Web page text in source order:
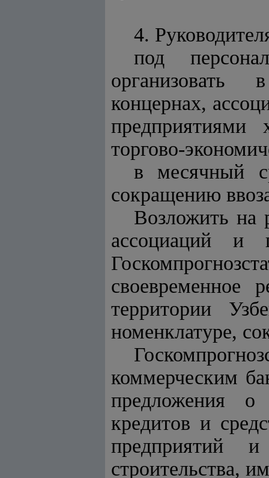
4.
под
организовать
концернах,
предприятиями
торгово-
в месячный
сокращению
Возложить на
ассоциаций и
своевременное
территории
номенклатуре,
коммерческим
предложения о
кредитов и
предприятий
строительства,